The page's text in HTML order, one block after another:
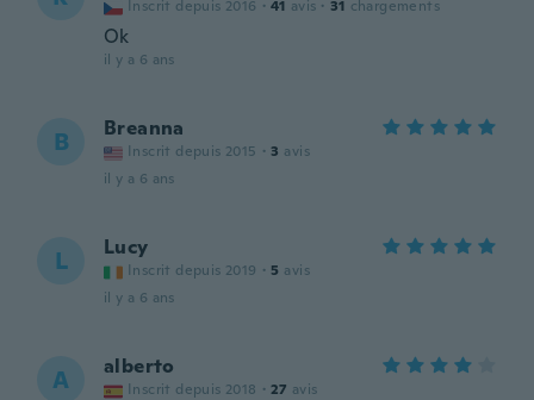
Inscrit depuis 2016 · 41 avis · 31 chargements
Ok
il y a 6 ans
B Breanna
Inscrit depuis 2015 · 3 avis
il y a 6 ans
L Lucy
Inscrit depuis 2019 · 5 avis
il y a 6 ans
A alberto
Inscrit depuis 2018 · 27 avis